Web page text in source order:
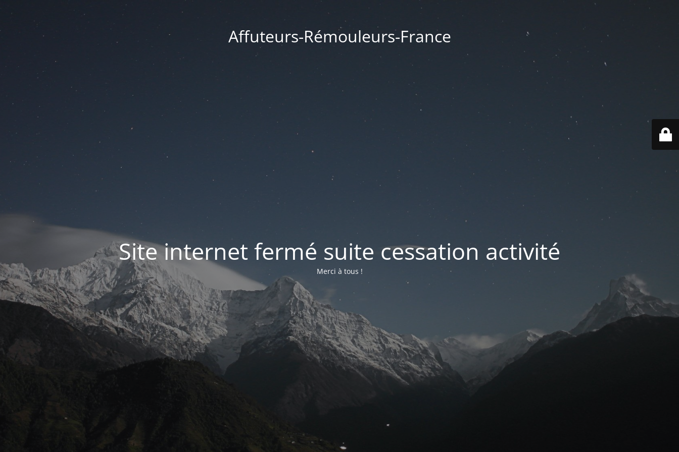
Affuteurs-Rémouleurs-France
Site internet fermé suite cessation activité
Merci à tous !